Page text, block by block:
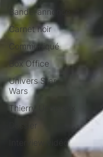
Bande-annonce
Carnet noir
Communiqué
Box Office
Univers Star
Wars
Thierry Uebersax
Interview vidéo